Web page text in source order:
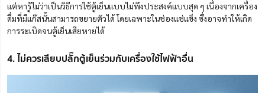
แต่หารู้ไม่ว่าเป็นวิธีการใช้ตู้เย็นแบบไม่พึงประสงค์แบบสุด ๆ เนื่องจากเครื่อง
ดื่มที่มีแก๊สนั้นสามารถขยายตัวได้ โดยเฉพาะในช่องแช่แข็ง ซึ่งอาจทำให้เกิด
การระเบิดจนตู้เย็นเสียหายได้
4. ไม่ควรเสียบปลั๊กตู้เย็นร่วมกับเครื่องใช้ไฟฟ้าอื่น